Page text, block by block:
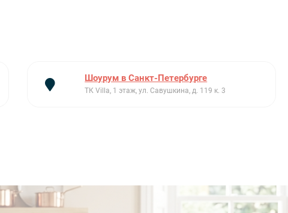
Шоурум в Санкт-Петербурге
ТК Villa, 1 этаж, ул. Савушкина, д. 119 к. 3